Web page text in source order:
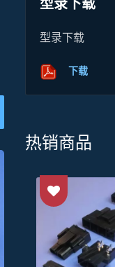
型录下载
型录下载
下载
热销商品